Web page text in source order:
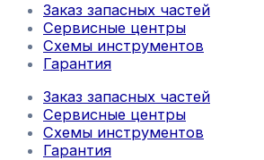
Заказ запасных частей
Сервисные центры
Схемы инструментов
Гарантия
Заказ запасных частей
Сервисные центры
Схемы инструментов
Гарантия